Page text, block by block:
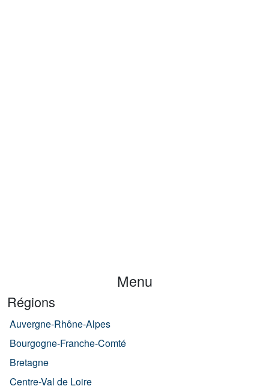
Menu
Régions
Auvergne-Rhône-Alpes
Bourgogne-Franche-Comté
Bretagne
Centre-Val de Loire